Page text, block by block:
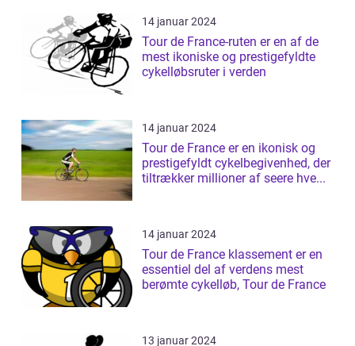
14 januar 2024
Tour de France-ruten er en af de
mest ikoniske og prestigefyldte
cykelløbsruter i verden
14 januar 2024
Tour de France er en ikonisk og
prestigefyldt cykelbegivenhed, der
tiltrækker millioner af seere hve...
14 januar 2024
Tour de France klassement er en
essentiel del af verdens mest
berømte cykelløb, Tour de France
13 januar 2024